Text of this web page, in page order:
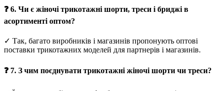
❓ 6. Чи є жіночі трикотажні шорти, треси і бриджі в
асортименті оптом?
✓ Так, багато виробників і магазинів пропонують оптові
поставки трикотажних моделей для партнерів і магазинів.
❓ 7. З чим поєднувати трикотажні жіночі шорти чи треси?